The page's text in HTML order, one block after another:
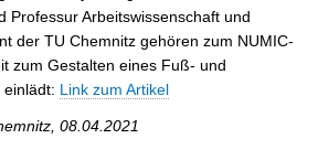
Professur Arbeitswissenschaft und
der TU Chemnitz gehören zum NUMIC-
zum Gestalten eines Fuß- und
einlädt: Link zum Artikel
08.04.2021